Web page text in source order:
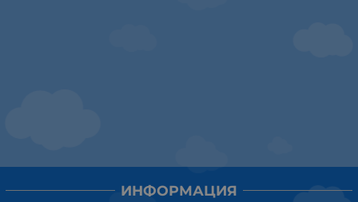
ИНФОРМАЦИЯ